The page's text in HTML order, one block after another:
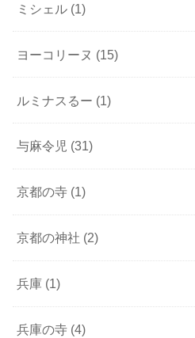
ミシェル (1)
ヨーコリーヌ (15)
ルミナスるー (1)
与麻令児 (31)
京都の寺 (1)
京都の神社 (2)
兵庫 (1)
兵庫の寺 (4)